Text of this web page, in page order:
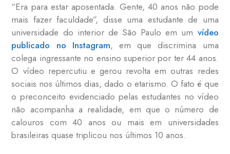
“Era para estar aposentada. Gente, 40 anos não pode
mais fazer faculdade”, disse uma estudante de uma
universidade do interior de São Paulo em um vídeo
publicado no Instagram, em que discrimina uma
colega ingressante no ensino superior por ter 44 anos.
O vídeo repercutiu e gerou revolta em outras redes
sociais nos últimos dias, dado o etarismo. O fato é que
o preconceito evidenciado pelas estudantes no vídeo
não acompanha a realidade, em que o número de
calouros com 40 anos ou mais em universidades
brasileiras quase triplicou nos últimos 10 anos.